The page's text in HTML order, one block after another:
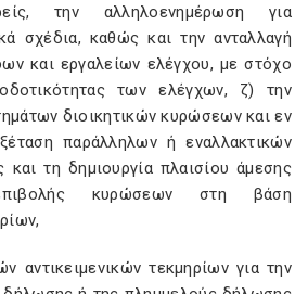
την αλληλοενημέρωση για
σχέδια, καθώς και την ανταλλαγή
και εργαλείων ελέγχου, με στόχο
των ελέγχων, ζ) την
διοικητικών κυρώσεων και εν
παράλληλων ή εναλλακτικών
τη δημιουργία πλαισίου άμεσης
κυρώσεων στη βάση
αντικειμενικών τεκμηρίων για την